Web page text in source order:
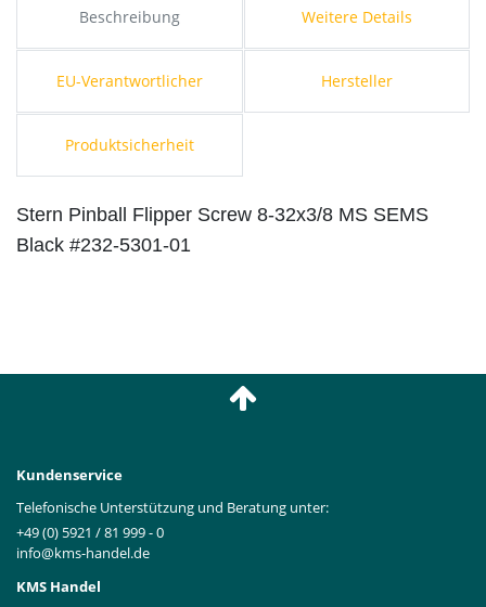
Beschreibung Weitere Details
EU-Verantwortlicher Hersteller
Produktsicherheit
Stern Pinball Flipper Screw 8-32x3/8 MS SEMS
Black #232-5301-01
Kundenservice
Telefonische Unterstützung und Beratung unter:
+49 (0) 5921 / 81 999 - 0
info@kms-handel.de
KMS Handel